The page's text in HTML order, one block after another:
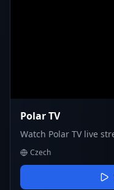
Polar TV
Watch Polar TV live
Czech